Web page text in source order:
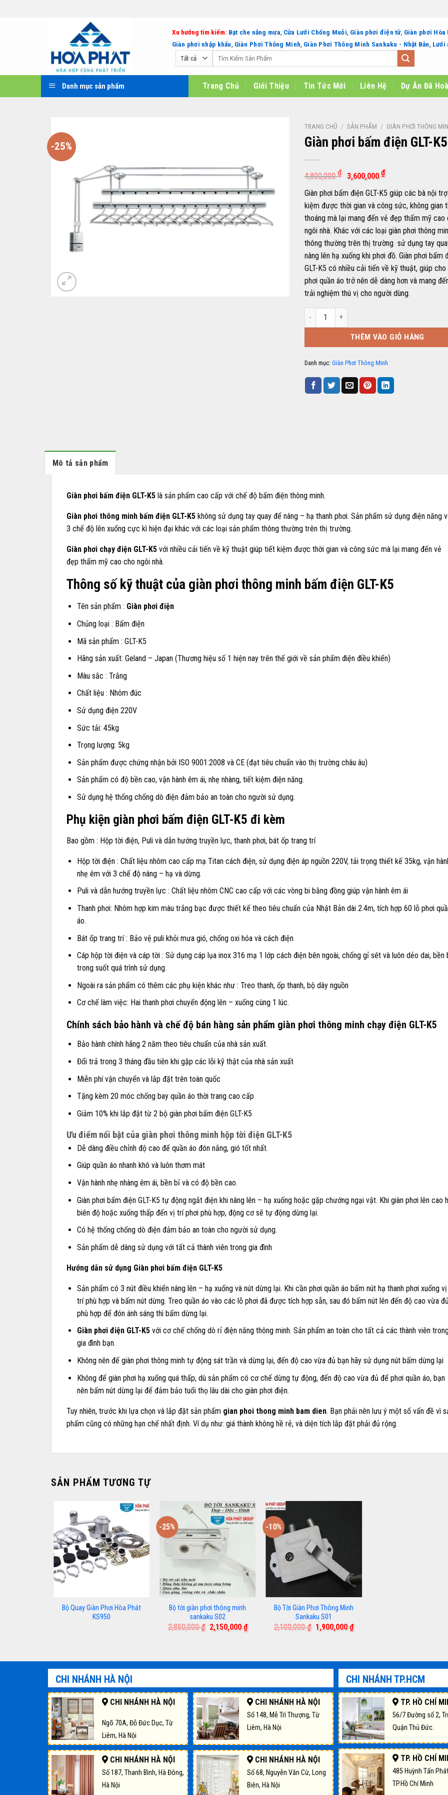
Xu hướng tìm kiếm: Bạt che nắng mưa Cửa Lưới Chống Muỗi Giàn phơi điện tử, Giàn phơi Hòa
Giàn phơi nhập khẩu Giàn Phơi Thông Minh Giàn Phơi Thông Minh Sankaku - Nhật Bản Lưới
Tìm
Danh mục sản phẩm Trang Chủ Giới Thiệu Tin Tức Mới Liên Hệ Dự Án Đã
-25%
TRANG CHỦ / SẢN PHẨM / GIÀN PHƠI THÔNG
Giàn phơi bấm điện GLT-K5
4,800,000₫ Giá
gốc
là:
4,800,000 ₫.
3,600,000₫Giá
hiện
tại
là:
3,600,000 ₫.
Giàn phơi bấm điện GLT-K5 giúp các bà nội
kiệm được thời gian và công sức, không gian
thoáng mà lại mang đến vẻ đẹp thẩm mỹ cao
ngôi nhà. Khác với các loại giàn phơi thông
thông thường trên thị trường sử dụng tay
nâng lên hạ xuống khi phơi đồ. Giàn phơi bấm
GLT-K5 có nhiều cải tiến về kỹ thuật, giúp
phơi quần áo trở nên dễ dàng hơn và mang
trải nghiệm thú vị cho người dùng.
Giàn phơi bấm điện GLT-K5 số lượng
THÊM VÀO GIỎ HÀNG
Danh mục: Giàn Phơi Thông Minh
Mô tả sản phẩm
Giàn phơi bấm điện GLT-K5 là sản phẩm cao cấp với chế độ bấm điện thông minh.
Giàn phơi thông minh bấm điện GLT-K5 không sử dụng tay quay để nâng – hạ thanh phơi. Sản phẩm sử dụng điện năng
3 chế độ lên xuống cực kì hiện đại khác với các loại sản phẩm thông thường trên thị trường.
Giàn phơi chạy điện GLT-K5 với nhiều cải tiến về kỹ thuật giúp tiết kiệm được thời gian và công sức mà lại mang đến vẻ
đẹp thẩm mỹ cao cho ngôi nhà.
Thông số kỹ thuật của giàn phơi thông minh bấm điện GLT-K5
Tên sản phẩm : Giàn phơi điện
Chủng loại : Bấm điện
Mã sản phẩm : GLT-K5
Hãng sản xuất: Geland – Japan (Thương hiệu số 1 hiện nay trên thế giới về sản phẩm điện điều khiển)
Màu sắc : Trắng
Chất liệu : Nhôm đúc
Sử dụng điện 220V
Sức tải: 45kg
Trọng lượng: 5kg
Sản phẩm được chứng nhận bởi ISO 9001:2008 và CE (đạt tiêu chuẩn vào thị trường châu âu)
Sản phẩm có độ bền cao, vận hành êm ái, nhẹ nhàng, tiết kiệm điện năng.
Sử dụng hệ thống chống dò điện đảm bảo an toàn cho người sử dụng.
Phụ kiện giàn phơi bấm điện GLT-K5 đi kèm
Bao gồm : Hộp tời điện, Puli và dẫn hướng truyền lực, thanh phơi, bát ốp trang trí
Hộp tời điện : Chất liệu nhôm cao cấp mạ Titan cách điện, sử dụng điện áp nguồn 220V, tải trọng thiết kế 35kg, vận
nhẹ êm với 3 chế độ nâng – hạ và dừng.
Puli và dẫn hướng truyền lực : Chất liệu nhôm CNC cao cấp với các vòng bi bằng đồng giúp vận hành êm ái
Thanh phơi: Nhôm hợp kim màu trắng bạc được thiết kế theo tiêu chuẩn của Nhật Bản dài 2.4m, tích hợp 60 lỗ phơi
áo.
Bát ốp trang trí : Bảo vệ puli khỏi mưa gió, chống oxi hóa và cách điện
Cáp hộp tời điện và cáp tời : Sử dụng cáp lụa inox 316 mạ 1 lớp cách điện bên ngoài, chống gỉ sét và luôn dẻo dai, bền
trong suốt quá trình sử dụng.
Ngoài ra sản phẩm có thêm các phụ kiện khác như : Treo thanh, ốp thanh, bộ dây nguồn
Cơ chế làm việc: Hai thanh phơi chuyển động lên – xuống cùng 1 lúc.
Chính sách bảo hành và chế độ bán hàng sản phẩm giàn phơi thông minh chạy điện GLT-K5
Bảo hành chính hãng 2 năm theo tiêu chuẩn của nhà sản xuất.
Đổi trả trong 3 tháng đầu tiên khi gặp các lỗi kỹ thật của nhà sản xuất
Miễn phí vận chuyển và lắp đặt trên toàn quốc
Tặng kèm 20 móc chống bay quần áo thời trang cao cấp
Giảm 10% khi lắp đặt từ 2 bộ giàn phơi bấm điện GLT-K5
Ưu điểm nổi bật của giàn phơi thông minh hộp tời điện GLT-K5
Dễ dàng điều chỉnh độ cao để quần áo đón nắng, gió tốt nhất.
Giúp quần áo nhanh khô và luôn thơm mát
Vận hành nhẹ nhàng êm ái, bền bỉ và có độ bền cao.
Giàn phơi bấm điện GLT-K5 tự động ngắt điện khi nâng lên – hạ xuống hoặc gặp chướng ngại vật. Khi giàn phơi lên cao
biên độ hoặc xuống thấp đến vị trí phơi phù hợp, động cơ sẽ tự động dừng lại.
Có hệ thống chống dò điện đảm bảo an toàn cho người sử dụng.
Sản phẩm dễ dàng sử dụng với tất cả thành viên trong gia đình
Hướng dẫn sử dụng Giàn phơi bấm điện GLT-K5
Sản phẩm có 3 nút điều khiển nâng lên – hạ xuống và nút dừng lại. Khi cần phơi quần áo bấm nút hạ thanh phơi xuống vị
trí phù hợp và bấm nút dừng. Treo quần áo vào các lỗ phơi đã được tích hợp sẵn, sau đó bấm nút lên đến độ cao vừa
phù hợp để đón ánh sáng thì bấm dừng lại.
Giàn phơi điện GLT-K5với cơ chế chống dò rỉ điện năng thông minh. Sản phẩm an toàn cho tất cả các thành viên
gia đình bạn.
Không nên để giàn phơi thông minh tự động sát trần và dừng lại, đến độ cao vừa đủ bạn hãy sử dụng nút bấm dừng lại
Không để giàn phơi hạ xuống quá thấp, dù sản phẩm có cơ chế dừng tự động, đến độ cao vừa đủ để phơi quần áo, bạn
nên bấm nút dừng lại để đảm bảo tuổi thọ lâu dài cho giàn phơi điện.
Tuy nhiên, trước khi lựa chọn và lắp đặt sản phẩm gian phoi thong minh bam dien. Bạn phải nên lưu ý một số vấn đề vì
phẩm cũng có những hạn chế nhất định. Ví dụ như: giá thành không hề rẻ, và diện tích lắp đặt phải đủ rộng.
SẢN PHẨM TƯƠNG TỰ
Bộ Quay Giàn Phơi Hòa Phát
KS950
-25%
Bộ tời giàn phơi thông minh
sankaku S02
2,850,000₫ Giá
gốc
2,150,000₫Giá
hiện
-10%
Bộ Tời Giàn Phơi Thông Minh
Sankaku S01
2,100,000₫ Giá
gốc
1,900,000₫Giá
hiện
CHI NHÁNH HÀ NỘI
CHI NHÁNH HÀ NỘI
Ngõ 70A, Đỗ Đức Dục, Từ
Liêm, Hà Nội
CHI NHÁNH HÀ NỘI
Số 148, Mễ Trì Thượng, Từ
Liêm, Hà Nội
CHI NHÁNH HÀ NỘI
Số 187, Thanh Bình, Hà Đông,
Hà Nội
CHI NHÁNH HÀ NỘI
Số 68, Nguyễn Văn Cừ, Long
Biên, Hà Nội
CHI NHÁNH TP.HCM
TP. HỒ CHÍ
56/7 Đường số 2,
Quận Thủ Đức.
TP. HỒ CHÍ
485 Huỳnh Tấn
TP.Hồ Chí Minh